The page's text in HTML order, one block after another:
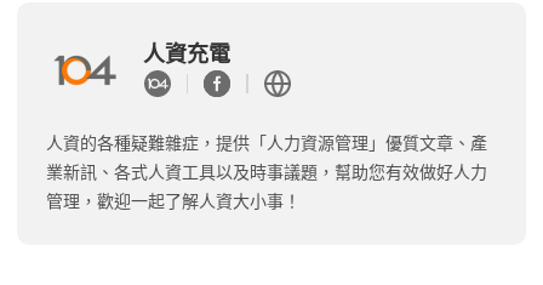
人資充電
人資的各種疑難雜症，提供「人力資源管理」優質文章、產
業新訊、各式人資工具以及時事議題，幫助您有效做好人力
管理，歡迎一起了解人資大小事！